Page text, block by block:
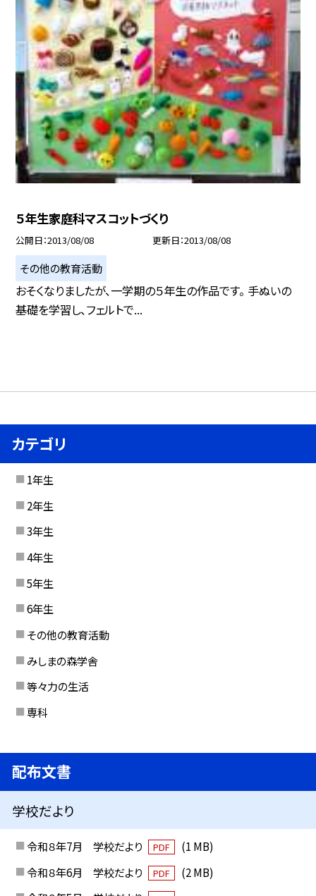
５年生家庭科マスコットづくり
公開日 2013/08/08 更新日 2013/08/08
その他の教育活動
おそくなりましたが、一学期の５年生の作品です。 手ぬいの
基礎を学習し、フェルトで...
カテゴリ
1年生
2年生
3年生
4年生
5年生
6年生
その他の教育活動
みしまの森学舎
等々力の生活
専科
配布文書
学校だより
令和８年7月 学校だより PDF
(1 MB)
令和８年6月 学校だより
PDF
(2 MB)